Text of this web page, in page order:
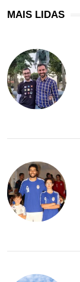
MAIS LIDAS